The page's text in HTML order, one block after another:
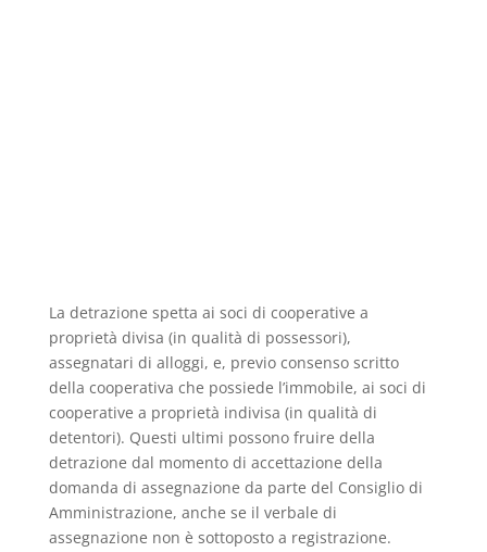
La detrazione spetta ai soci di cooperative a
proprietà divisa (in qualità di possessori),
assegnatari di alloggi, e, previo consenso scritto
della cooperativa che possiede l’immobile, ai soci di
cooperative a proprietà indivisa (in qualità di
detentori). Questi ultimi possono fruire della
detrazione dal momento di accettazione della
domanda di assegnazione da parte del Consiglio di
Amministrazione, anche se il verbale di
assegnazione non è sottoposto a registrazione.